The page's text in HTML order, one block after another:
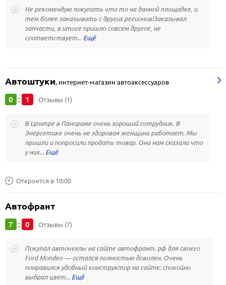
Не рекомендую покупать что то на данной площадке, и
тем более заказывать с других регионов!Заказывал
запчасти, в итоге пришло совсем другое, не
соответствует...
Автоштуки, интернет-магазин автоаксессуаров
0 : 1 Отзывы (1)
В Центре в Панораме очень хороший сотрудник. В
Энергетике очень не здоровая женщина работает. Мы
пришли и попросили продать товар. Она нам сказала что
у них...
Откроется в 10:00
Автофрант
7 : 0 Отзывы (7)
Покупал авточехлы на сайте автофрант. рф для своего
Ford Mondeo — остался полностью доволен. Очень
понравился удобный конструктор на сайте: спокойно
выбрал цвет...